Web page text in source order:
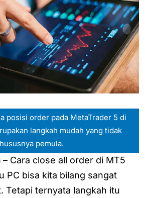
posisi order pada MetaTrader 5 di
langkah mudah yang tidak
pemula.
– Cara close all order di MT5
PC bisa kita bilang sangat
Tetapi ternyata langkah itu